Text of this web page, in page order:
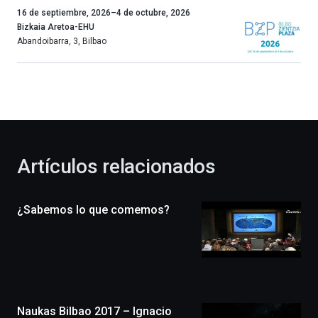
Un
año
más,
celebración
novena
un
16 de septiembre, 2026–4 de octubre, 2026
Bizkaia Aretoa-EHU
Abandoibarra, 3, Bilbao
Artículos relacionados
¿Sabemos lo que comemos?
Naukas Bilbao 2017 – Ignacio